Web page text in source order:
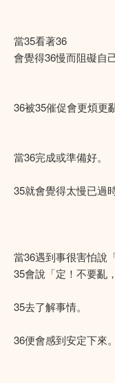
當35看著36
會覺得36慢而阻礙自
36被35催促會更煩更
當36完成或準備好。
35就會覺得太慢已過
當36遇到事很害怕說
35會說「定！不要亂
35去了解事情。
36便會感到安定下來。